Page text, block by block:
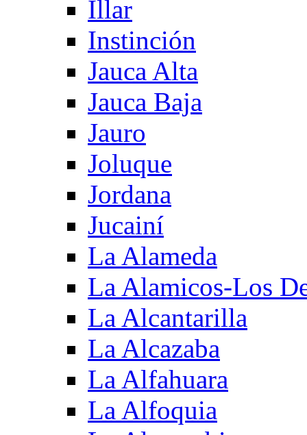
Illar
Instinción
Jauca Alta
Jauca Baja
Jauro
Joluque
Jordana
Jucainí
La Alameda
La Alamicos-Los
La Alcantarilla
La Alcazaba
La Alfahuara
La Alfoquia